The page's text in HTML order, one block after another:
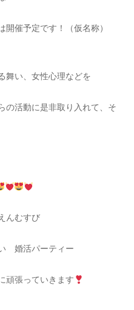
催予定です！（仮名称）
舞い、女性心理などを
の活動に是非取り入れて、そ
んむすび
婚活パーティー
頑張っていきます